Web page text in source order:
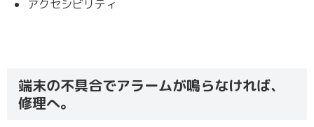
アクセシビリティ
端末の不具合でアラームが鳴らなければ、
修理へ。